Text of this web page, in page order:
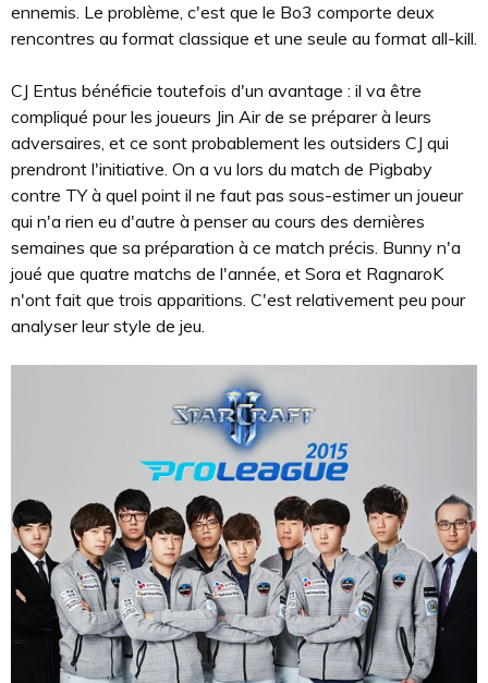
ennemis. Le problème, c'est que le Bo3 comporte deux
rencontres au format classique et une seule au format all-kill.
CJ Entus bénéficie toutefois d'un avantage : il va être
compliqué pour les joueurs Jin Air de se préparer à leurs
adversaires, et ce sont probablement les outsiders CJ qui
prendront l'initiative. On a vu lors du match de Pigbaby
contre TY à quel point il ne faut pas sous-estimer un joueur
qui n'a rien eu d'autre à penser au cours des dernières
semaines que sa préparation à ce match précis. Bunny n'a
joué que quatre matchs de l'année, et Sora et RagnaroK
n'ont fait que trois apparitions. C'est relativement peu pour
analyser leur style de jeu.